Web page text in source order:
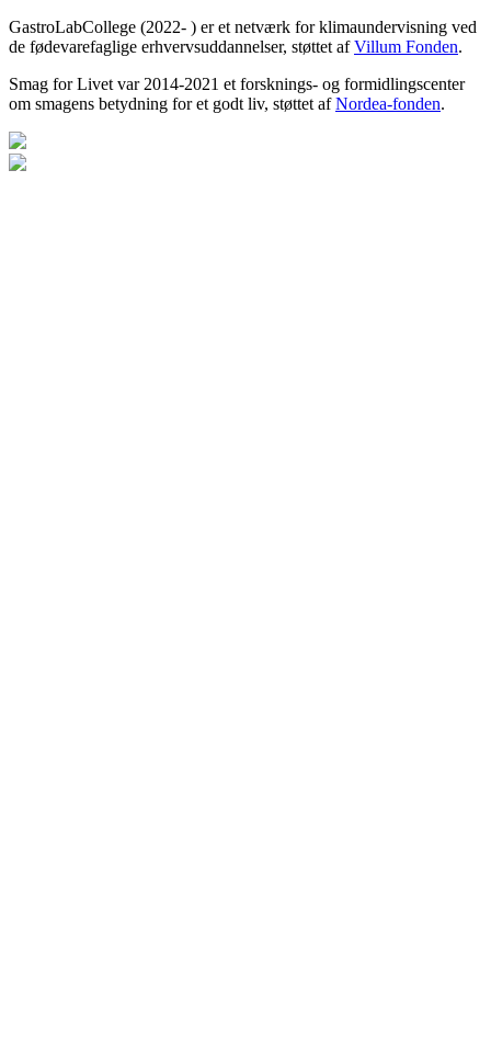
GastroLabCollege (2022- ) er et netværk for klimaundervisning ved
de fødevarefaglige erhvervsuddannelser, støttet afVillum Fonden.
Smag for Livet var 2014-2021 et forsknings- og formidlingscenter
om smagens betydning for et godt liv, støttet afNordea-fonden.